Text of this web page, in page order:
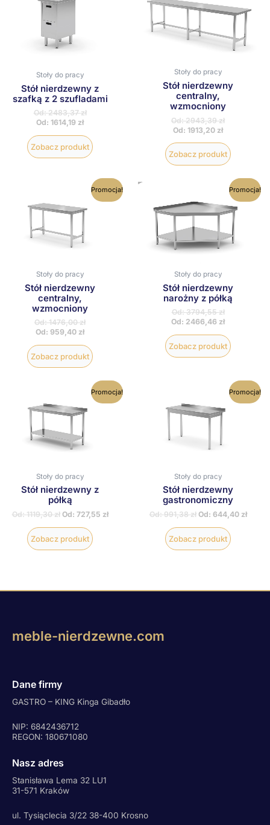
Stoły do pracy
Stół nierdzewny z
szafką z 2 szufladami
Od:2483,37zł
Od: 1614,19 zł
Zobacz produkt
produktu
Stoły do pracy
Stół nierdzewny
centralny,
wzmocniony
Od:2943,39zł
Od: 1913,20 zł
Zobacz produkt
wiele
Opcje
można
produktu
Promocja!
Stoły do pracy
Stół nierdzewny
centralny,
wzmocniony
Od:1476,00zł
Od: 959,40 zł
Zobacz produkt
Ten
produkt
produktu
Promocja!
Stoły do pracy
Stół nierdzewny
narożny z półką
Od:3794,55zł
Od: 2466,46 zł
Zobacz produkt
Ten
produkt
ma
wiele
Opcje
można
produktu
Promocja!
Stoły do pracy
Stół nierdzewny z
półką
Od:1119,30zł Od: 727,55 zł
Zobacz produkt
Ten
produkt
produktu
Promocja!
Stoły do pracy
Stół nierdzewny
gastronomiczny
Od:991,38zł Od: 644,40 zł
Zobacz produkt
Ten
produkt
produktu
meble-nierdzewne.com
Dane firmy
GASTRO – KING Kinga Gibadło
NIP: 6842436712
REGON: 180671080
Nasz adres
Stanisława Lema 32 LU1
31-571 Kraków
ul. Tysiąclecia 3/22 38-400 Krosno